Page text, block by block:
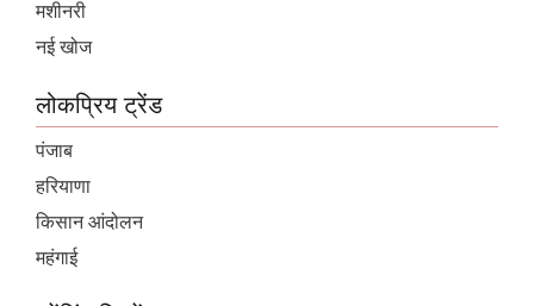
मशीनरी
नई खोज
लोकप्रिय ट्रेंड
पंजाब
हरियाणा
किसान आंदोलन
महंगाई